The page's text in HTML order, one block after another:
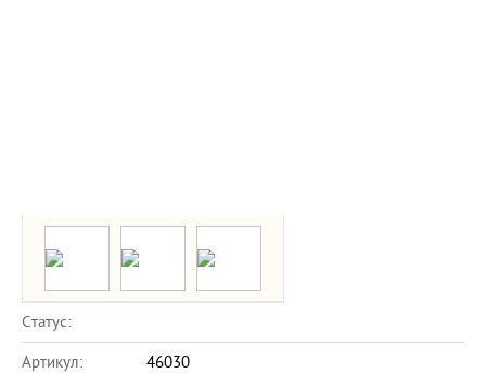
Статус:
Артикул:
46030